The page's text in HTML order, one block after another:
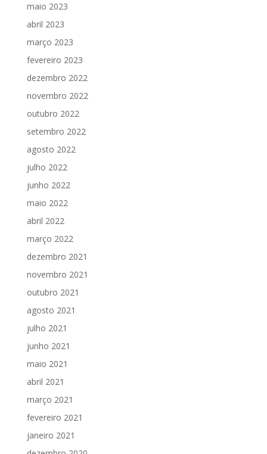
maio 2023
abril 2023
março 2023
fevereiro 2023
dezembro 2022
novembro 2022
outubro 2022
setembro 2022
agosto 2022
julho 2022
junho 2022
maio 2022
abril 2022
março 2022
dezembro 2021
novembro 2021
outubro 2021
agosto 2021
julho 2021
junho 2021
maio 2021
abril 2021
março 2021
fevereiro 2021
janeiro 2021